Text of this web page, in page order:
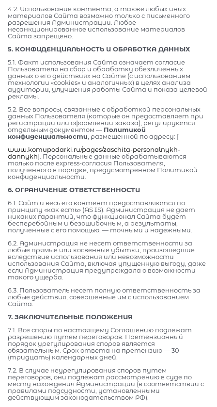
4.2. Использование контента, а также любых иных
материалов Сайта возможно только с письменного
разрешения Администрации. Любое
несанкционированное использование материалов
Сайта запрещено.
5. КОНФИДЕНЦИАЛЬНОСТЬ И ОБРАБОТКА ДАННЫХ
5.1. Факт использования Сайта означает согласие
Пользователя на сбор и обработку обезличенных
данных о его действиях на Сайте (с использованием
технологии «cookies» и аналогичных) в целях анализа
аудитории, улучшения работы Сайта и показа целевой
рекламы.
5.2. Все вопросы, связанные с обработкой персональных
данных Пользователя (которые он предоставляет при
регистрации или оформлении заказа), регулируются
отдельным документом — Политикой
конфиденциальности , размещенной по адресу: [
www.komupodarki.ru/pages/zaschita-personalnykh-
dannykh]. Персональные данные обрабатываются
только после express-согласия Пользователя,
полученного в порядке, предусмотренном Политикой
конфиденциальности.
6. ОГРАНИЧЕНИЕ ОТВЕТСТВЕННОСТИ
6.1. Сайт и весь его контент предоставляются по
принципу «как есть» (AS IS). Администрация не дает
никаких гарантий, что функционал Сайта будет
бесперебойным и безошибочным, а результаты,
полученные с его помощью, — точными и надежными.
6.2. Администрация не несет ответственности за
любые прямые или косвенные убытки, произошедшие
вследствие использования или невозможности
использования Сайта, включая упущенную выгоду, даже
если Администрация предупреждала о возможности
такого ущерба.
6.3. Пользователь несет полную ответственность за
любые действия, совершенные им с использованием
Сайта.
7. ЗАКЛЮЧИТЕЛЬНЫЕ ПОЛОЖЕНИЯ
7.1. Все споры по настоящему Соглашению подлежат
разрешению путем переговоров. Претензионный
порядок урегулирования споров является
обязательным. Срок ответа на претензию — 30
(тридцать) календарных дней.
7.2. В случае неурегулирования споров путем
переговоров, они подлежат рассмотрению в суде по
месту нахождения Администрации (в соответствии с
правилами подсудности, установленными
действующим законодательством РФ).